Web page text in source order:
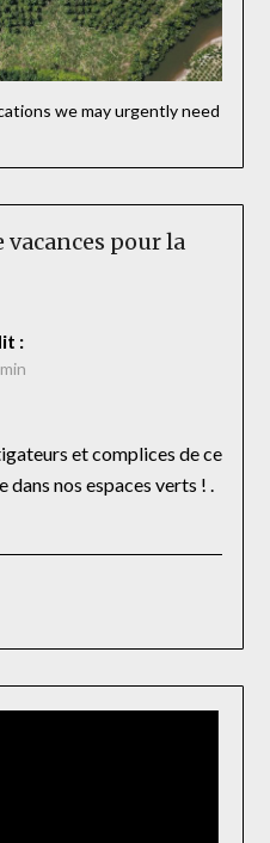
we may urgently need
vacances pour la
:
et complices de ce
dans nos espaces verts ! .